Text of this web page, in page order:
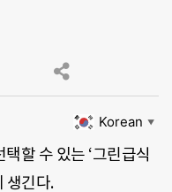
Korean ▼
할 수 있는 ‘그린급식
생긴다.